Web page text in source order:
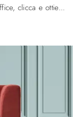
Se vuoi sedie ospiti e attesa di Diemmeoffice, clicca e ottieni informazioni sul modello Poltroncina ospiti e attesa Miss Lounge in pelle per ...